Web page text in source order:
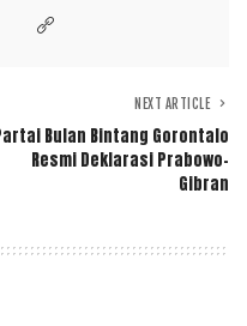
NEXT ARTICLE
Bulan Bintang Gorontalo
Resmi Deklarasi Prabowo-
Gibran